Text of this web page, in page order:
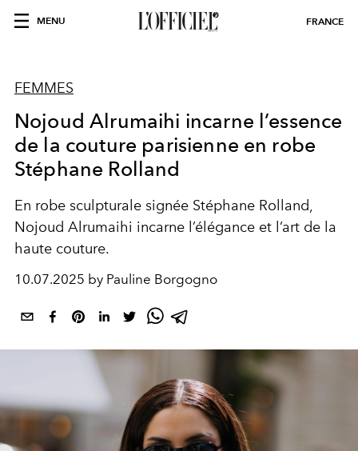
MENU FRANCE
FEMMES
Nojoud Alrumaihi incarne l’essence
de la couture parisienne en robe
Stéphane Rolland
En robe sculpturale signée Stéphane Rolland,
Nojoud Alrumaihi incarne l’élégance et l’art de la
haute couture.
10.07.2025 by Pauline Borgogno